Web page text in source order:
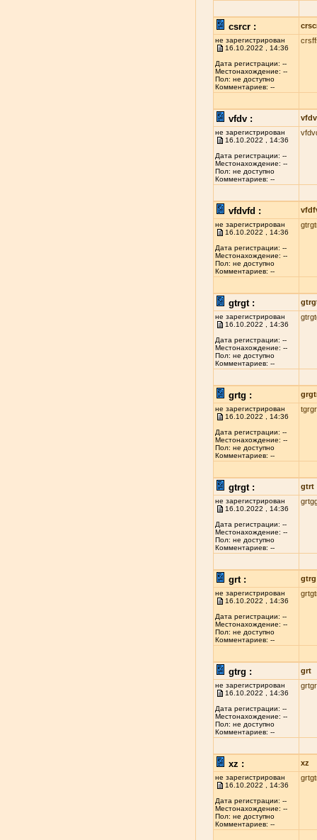
csrcr :
не зарегистрирован
16.10.2022 , 14:36
Дата регистрации: --
Местонахождение: --
Пол: не доступно
Комментариев: --
vfdv :
не зарегистрирован
16.10.2022 , 14:36
Дата регистрации: --
Местонахождение: --
Пол: не доступно
Комментариев: --
vfdvfd :
не зарегистрирован
16.10.2022 , 14:36
Дата регистрации: --
Местонахождение: --
Пол: не доступно
Комментариев: --
gtrgt :
не зарегистрирован
16.10.2022 , 14:36
Дата регистрации: --
Местонахождение: --
Пол: не доступно
Комментариев: --
grtg :
не зарегистрирован
16.10.2022 , 14:36
Дата регистрации: --
Местонахождение: --
Пол: не доступно
Комментариев: --
tgrgr
gtrgt : gtrt
не зарегистрирован
16.10.2022 , 14:36
Дата регистрации: --
Местонахождение: --
Пол: не доступно
Комментариев: --
grt : gtrg
не зарегистрирован
16.10.2022 , 14:36
Дата регистрации: --
Местонахождение: --
Пол: не доступно
Комментариев: --
gtrg : grt
не зарегистрирован
16.10.2022 , 14:36
Дата регистрации: --
Местонахождение: --
Пол: не доступно
Комментариев: --
xz : xz
не зарегистрирован
16.10.2022 , 14:36
Дата регистрации: --
Местонахождение: --
Пол: не доступно
Комментариев: --